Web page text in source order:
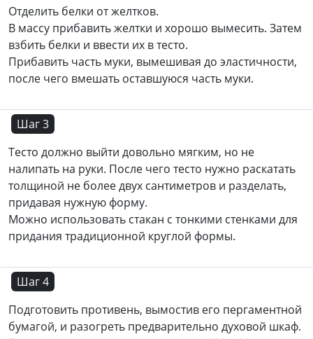
Отделить белки от желтков.
В массу прибавить желтки и хорошо вымесить. Затем
взбить белки и ввести их в тесто.
Прибавить часть муки, вымешивая до эластичности,
после чего вмешать оставшуюся часть муки.
Шаг 3
Тесто должно выйти довольно мягким, но не
налипать на руки. После чего тесто нужно раскатать
толщиной не более двух сантиметров и разделать,
придавая нужную форму.
Можно использовать стакан с тонкими стенками для
придания традиционной круглой формы.
Шаг 4
Подготовить противень, вымостив его пергаментной
бумагой, и разогреть предварительно духовой шкаф.